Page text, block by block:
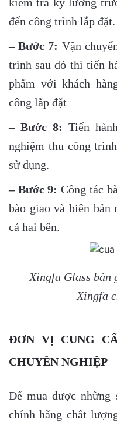
kiểm tra kỹ lưỡng
đến công trình lắp đặt.
– Bước 7: Vận
trình sau đó thì tiến
phẩm với khách
công lắp đặt
– Bước 8: Tiến
nghiệm thu công
sử dụng.
– Bước 9: Công tác
bào giao và biên bản
cả hai bên.
Xingfa Glass bàn
Xingfa
ĐƠN VỊ CUNG
CHUYÊN NGHIỆP
Để mua được những
chính hãng chất